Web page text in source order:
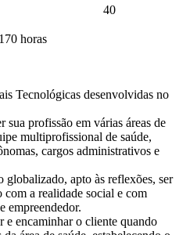
40
170 horas
Tecnológicas desenvolvidas no
sua profissão em várias áreas de
multiprofissional de saúde,
cargos administrativos e
globalizado, apto às reflexões, ser
a realidade social e com
empreendedor.
e encaminhar o cliente quando